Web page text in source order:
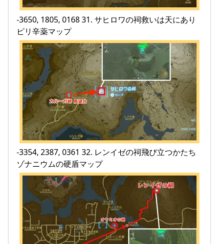
-3650, 1805, 0168 31. サヒロワの祠救いは天にあり
ピリ辛薬マップ
-3354, 2387, 0361 32. レンイゼの祠飛び立つかたち
ゾナニウムの硬盾マップ